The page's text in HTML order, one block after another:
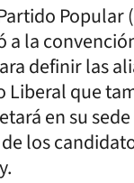
Popular
la
definir las
que
en su
los